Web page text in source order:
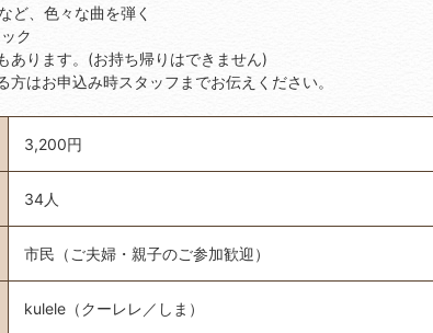
ど、色々な曲を弾く
ク
あります。(お持ち帰りはできません)
方はお申込み時スタッフまでお伝えください。
3,200円
34人
市民（ご夫婦・親子のご参加歓迎）
kulele（クーレレ／しま）